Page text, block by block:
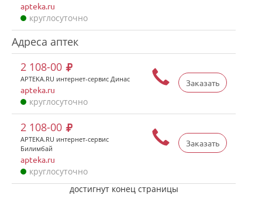
apteka.ru
круглосуточно
Адреса аптек
Заказать
2 108-00
APTEKA.RU интернет-сервис Динас
apteka.ru
круглосуточно
Заказать
2 108-00
APTEKA.RU интернет-сервис
Билимбай
apteka.ru
круглосуточно
достигнут конец страницы